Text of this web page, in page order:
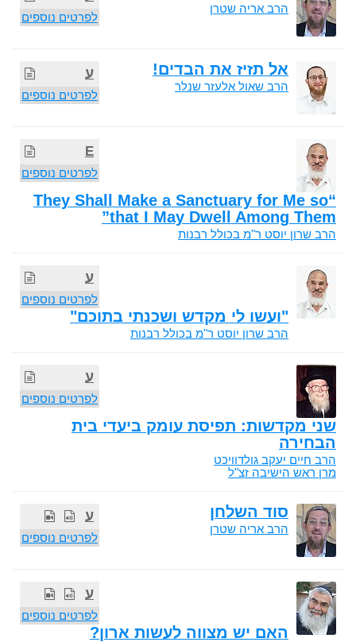
לפרטים נוספים
הרב אריה שטרן
ע
לפרטים נוספים
אל תזיז את הבדים!
הרב שאול אלעזר שנלר
E
לפרטים נוספים
“They Shall Make a Sanctuary for Me so
that I May Dwell Among Them”
הרב שרון יוסט ר"מ בכולל רבנות
ע
לפרטים נוספים
"ועשו לי מקדש ושכנתי בתוכם"
הרב שרון יוסט ר"מ בכולל רבנות
ע
לפרטים נוספים
שני מקדשות: תפיסת עומק ביעדי בית
הבחירה
הרב חיים יעקב גולדוויכט
מרן ראש הישיבה זצ"ל
ע
לפרטים נוספים
סוד השלחן
הרב אריה שטרן
ע
לפרטים נוספים
האם יש מצווה לעשות ארון?